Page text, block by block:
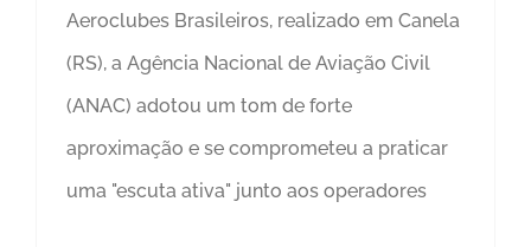
Aeroclubes Brasileiros, realizado em Canela
(RS), a Agência Nacional de Aviação Civil
(ANAC) adotou um tom de forte
aproximação e se comprometeu a praticar
uma "escuta ativa" junto aos operadores